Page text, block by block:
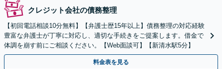
クレジット会社の債務整理
【初回電話相談10分無料】【弁護士歴15年以上】債務整理の対応経験
豊富な弁護士が丁寧に対応し、適切な手続きをご提案します。借金で
体調を崩す前にご相談ください。【Web面談可】【新清水駅5分】
料金表を見る